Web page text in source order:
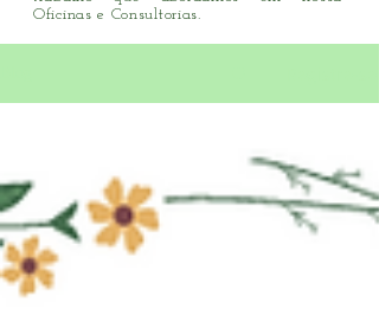
Oficinas e Consultorias.